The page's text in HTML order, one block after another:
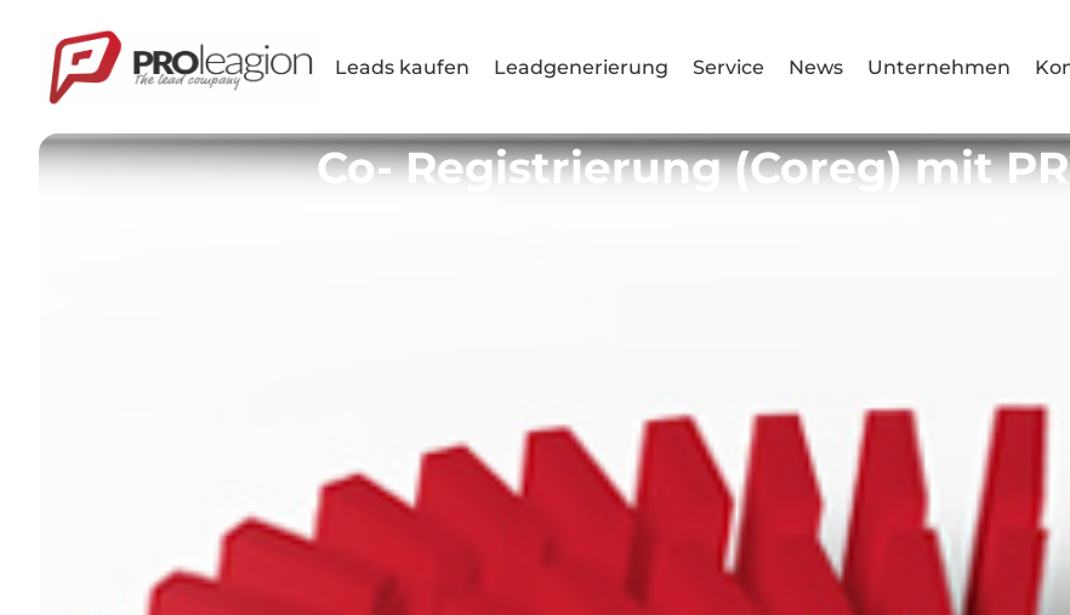
Leads kaufen Leadgenerierung Service News Unternehmen
Co- Registrierung (Coreg) mit